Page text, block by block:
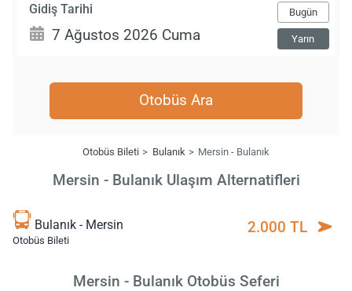
Gidiş Tarihi Bugün
Yarın
Otobüs Ara
Otobüs Bileti Bulanık Mersin - Bulanık
Mersin - Bulanık Ulaşım Alternatifleri
Bulanık - Mersin
Otobüs Bileti
2.000 TL
Mersin - Bulanık Otobüs Seferi